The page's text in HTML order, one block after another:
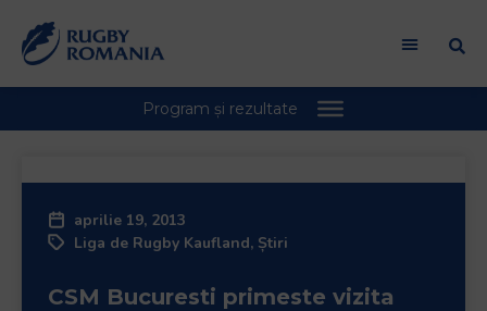
in
aprilie 19, 2013
Liga de Rugby Kaufland, Știri
CSM Bucuresti primeste vizita